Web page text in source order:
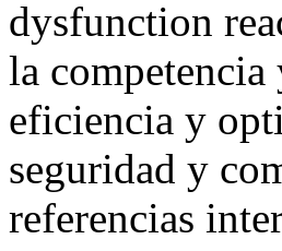
dysfunction
la
eficiencia y
seguridad y
referencias